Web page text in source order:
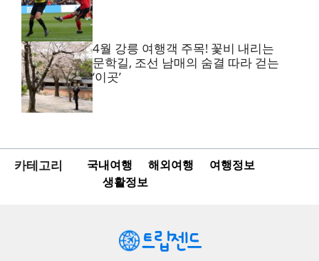
4월 강릉 여행객 주목! 꽃비 내리는
문학길, 조선 남매의 숨결 따라 걷는
‘이곳’
카테고리 국내여행 해외여행
여행정보
생활정보